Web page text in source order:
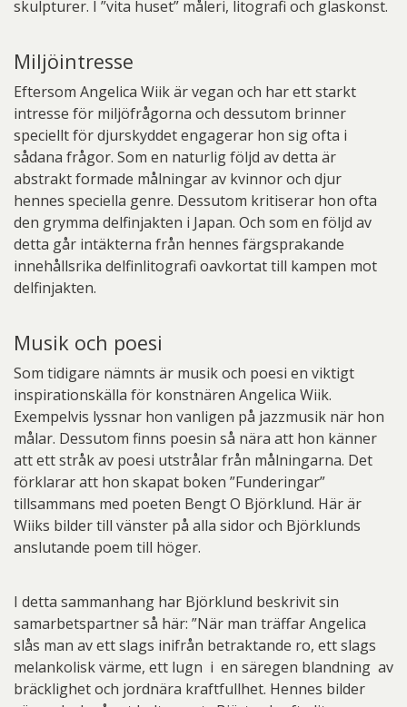
skulpturer. I ”vita huset” måleri, litografi och glaskonst.
Miljöintresse
Eftersom Angelica Wiik är vegan och har ett starkt
intresse för miljöfrågorna och dessutom brinner
speciellt för djurskyddet engagerar hon sig ofta i
sådana frågor. Som en naturlig följd av detta är
abstrakt formade målningar av kvinnor och djur
hennes speciella genre. Dessutom kritiserar hon ofta
den grymma delfinjakten i Japan. Och som en följd av
detta går intäkterna från hennes färgsprakande
innehållsrika delfinlitografi oavkortat till kampen mot
delfinjakten.
Musik och poesi
Som tidigare nämnts är musik och poesi en viktigt
inspirationskälla för konstnären Angelica Wiik.
Exempelvis lyssnar hon vanligen på jazzmusik när hon
målar. Dessutom finns poesin så nära att hon känner
att ett stråk av poesi utstrålar från målningarna. Det
förklarar att hon skapat boken ”Funderingar”
tillsammans med poeten Bengt O Björklund. Här är
Wiiks bilder till vänster på alla sidor och Björklunds
anslutande poem till höger.
I detta sammanhang har Björklund beskrivit sin
samarbetspartner så här: ”När man träffar Angelica
slås man av ett slags inifrån betraktande ro, ett slags
melankolisk värme, ett lugn i en säregen blandning av
bräcklighet och jordnära kraftfullhet. Hennes bilder